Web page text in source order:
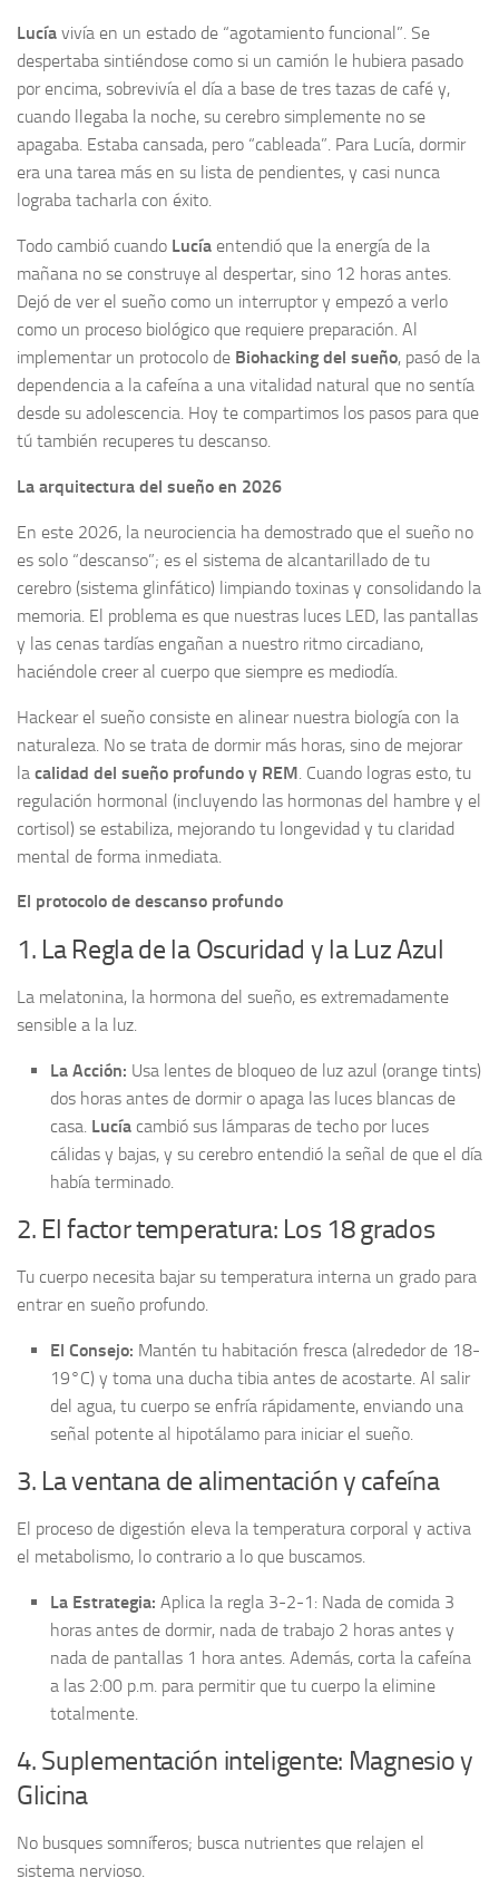
Lucía vivía en un estado de “agotamiento funcional”. Se
despertaba sintiéndose como si un camión le hubiera pasado
por encima, sobrevivía el día a base de tres tazas de café y,
cuando llegaba la noche, su cerebro simplemente no se
apagaba. Estaba cansada, pero “cableada”. Para Lucía, dormir
era una tarea más en su lista de pendientes, y casi nunca
lograba tacharla con éxito.
Todo cambió cuando Lucía entendió que la energía de la
mañana no se construye al despertar, sino 12 horas antes.
Dejó de ver el sueño como un interruptor y empezó a verlo
como un proceso biológico que requiere preparación. Al
implementar un protocolo de Biohacking del sueño, pasó de la
dependencia a la cafeína a una vitalidad natural que no sentía
desde su adolescencia. Hoy te compartimos los pasos para que
tú también recuperes tu descanso.
La arquitectura del sueño en 2026
En este 2026, la neurociencia ha demostrado que el sueño no
es solo “descanso”; es el sistema de alcantarillado de tu
cerebro (sistema glinfático) limpiando toxinas y consolidando la
memoria. El problema es que nuestras luces LED, las pantallas
y las cenas tardías engañan a nuestro ritmo circadiano,
haciéndole creer al cuerpo que siempre es mediodía.
Hackear el sueño consiste en alinear nuestra biología con la
naturaleza. No se trata de dormir más horas, sino de mejorar
la calidad del sueño profundo y REM . Cuando logras esto, tu
regulación hormonal (incluyendo las hormonas del hambre y el
cortisol) se estabiliza, mejorando tu longevidad y tu claridad
mental de forma inmediata.
El protocolo de descanso profundo
1. La Regla de la Oscuridad y la Luz Azul
La melatonina, la hormona del sueño, es extremadamente
sensible a la luz.
La Acción: Usa lentes de bloqueo de luz azul (orange tints)
dos horas antes de dormir o apaga las luces blancas de
casa. Lucía cambió sus lámparas de techo por luces
cálidas y bajas, y su cerebro entendió la señal de que el día
había terminado.
2. El factor temperatura: Los 18 grados
Tu cuerpo necesita bajar su temperatura interna un grado para
entrar en sueño profundo.
El Consejo: Mantén tu habitación fresca (alrededor de 18-
19°C) y toma una ducha tibia antes de acostarte. Al salir
del agua, tu cuerpo se enfría rápidamente, enviando una
señal potente al hipotálamo para iniciar el sueño.
3. La ventana de alimentación y cafeína
El proceso de digestión eleva la temperatura corporal y activa
el metabolismo, lo contrario a lo que buscamos.
La Estrategia: Aplica la regla 3-2-1: Nada de comida 3
horas antes de dormir, nada de trabajo 2 horas antes y
nada de pantallas 1 hora antes. Además, corta la cafeína
a las 2:00 p.m. para permitir que tu cuerpo la elimine
totalmente.
4. Suplementación inteligente: Magnesio y
Glicina
No busques somníferos; busca nutrientes que relajen el
sistema nervioso.